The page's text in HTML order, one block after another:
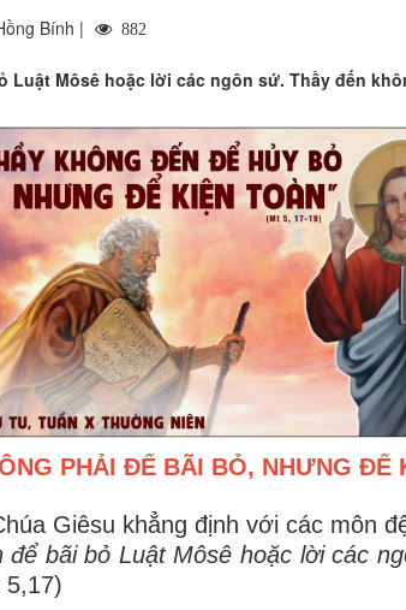
Bính | 882
Môsê hoặc lời các ngôn sứ. Thầy đến
PHẢI ĐỂ BÃI BỎ, NHƯNG ĐỂ
Giêsu khẳng định với các môn
bãi bỏ Luật Môsê hoặc lời các